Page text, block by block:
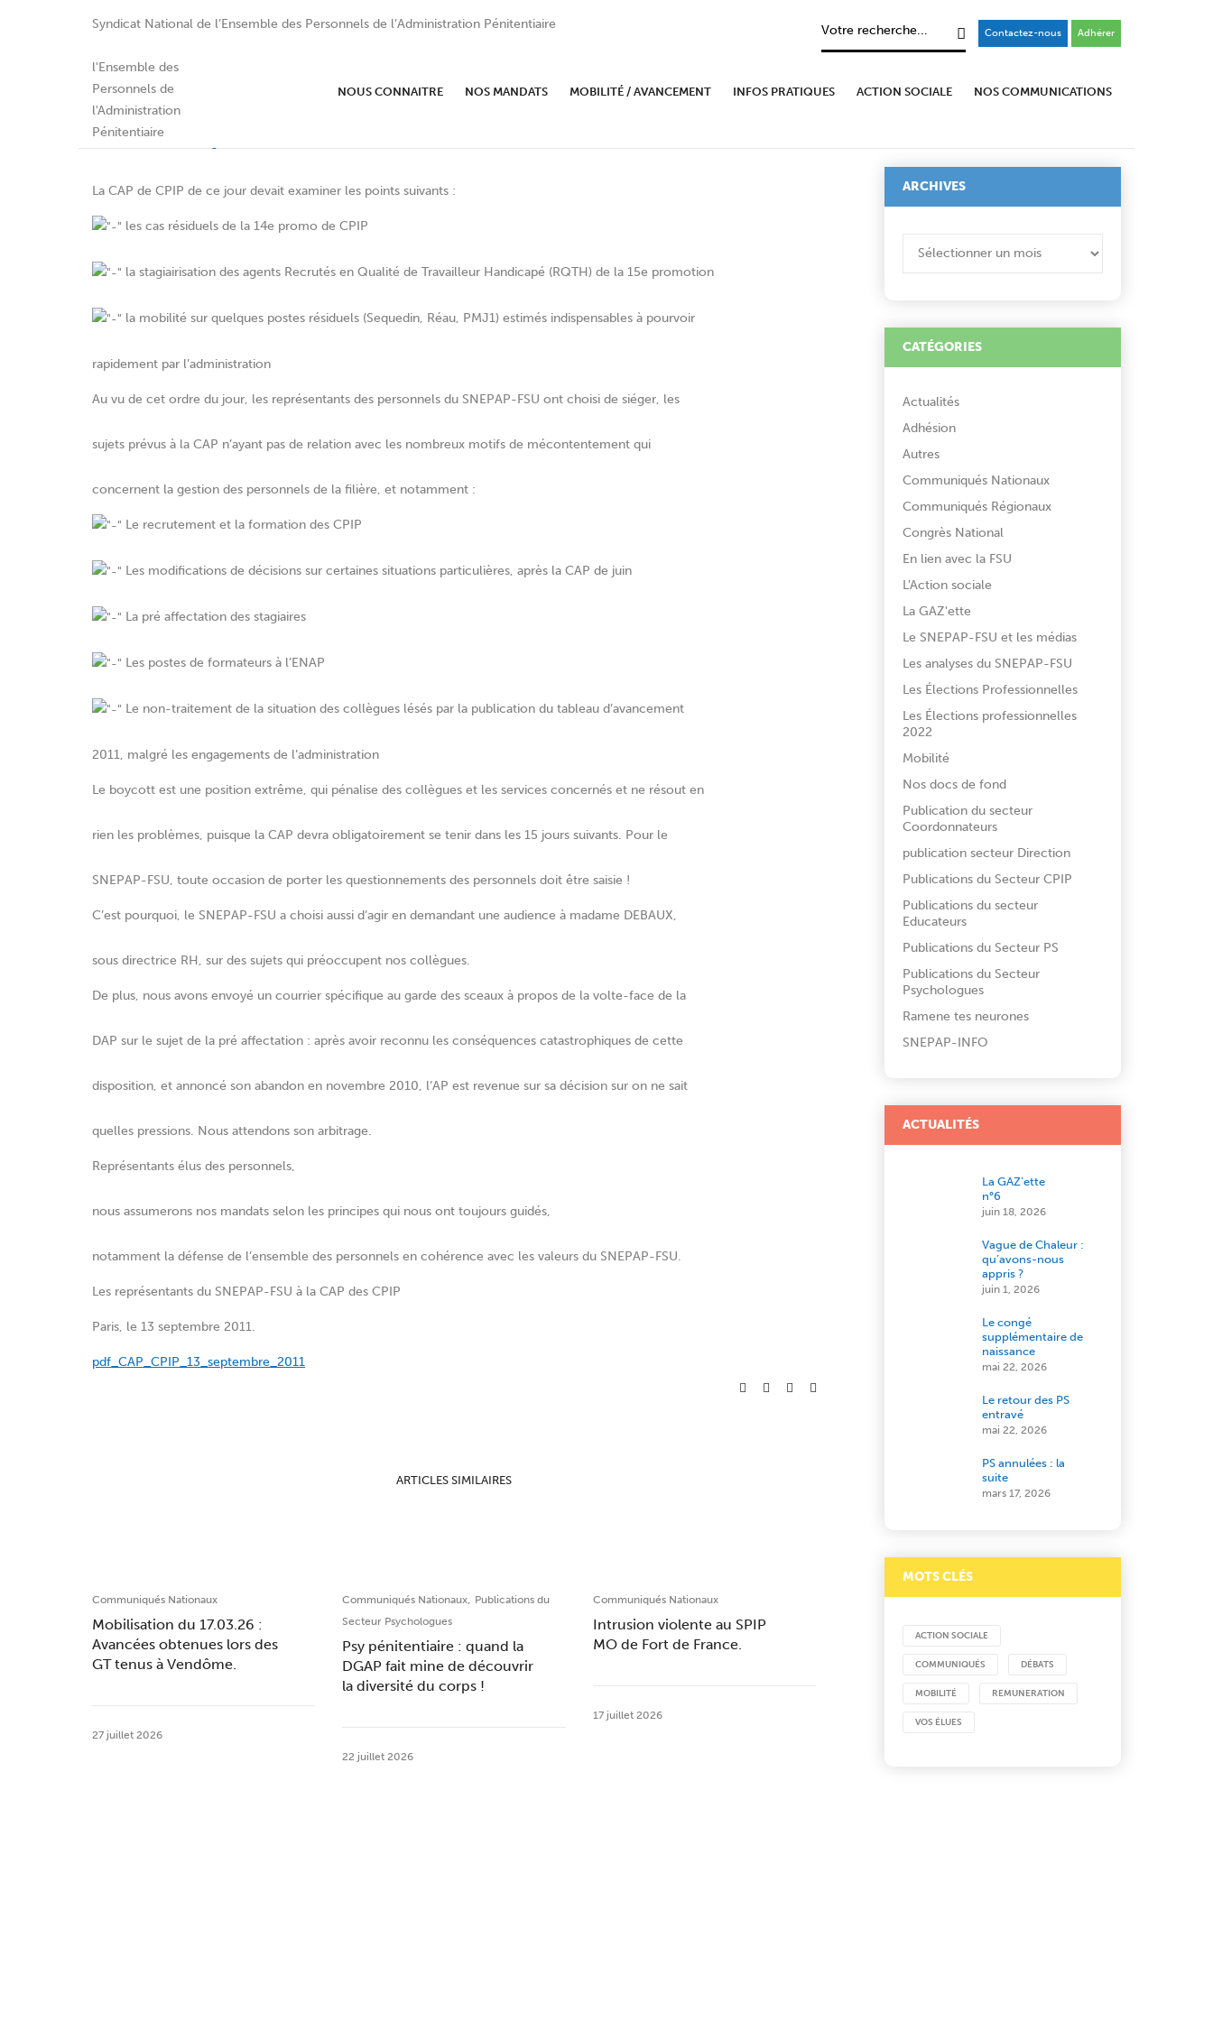
Syndicat National de l’Ensemble des Personnels de l’Administration Pénitentiaire
Contactez-nous Adhérer
NOUS CONNAITRE NOS MANDATS MOBILITÉ / AVANCEMENT INFOS PRATIQUES ACTION SOCIALE NOS COMMUNICATIONS
La CAP CPIP du 13 septembre 2011 ne s’est pas tenue,
faute de quorum.
La CAP de CPIP de ce jour devait examiner les points suivants :
les cas résiduels de la 14e promo de CPIP
la stagiairisation des agents Recrutés en Qualité de Travailleur Handicapé (RQTH) de la 15e promotion
la mobilité sur quelques postes résiduels (Sequedin, Réau, PMJ1) estimés indispensables à pourvoir
rapidement par l’administration
Au vu de cet ordre du jour, les représentants des personnels du SNEPAP-FSU ont choisi de siéger, les
sujets prévus à la CAP n’ayant pas de relation avec les nombreux motifs de mécontentement qui
concernent la gestion des personnels de la filière, et notamment :
Le recrutement et la formation des CPIP
Les modifications de décisions sur certaines situations particulières, après la CAP de juin
La pré affectation des stagiaires
Les postes de formateurs à l’ENAP
Le non-traitement de la situation des collègues lésés par la publication du tableau d’avancement
2011, malgré les engagements de l’administration
Le boycott est une position extrême, qui pénalise des collègues et les services concernés et ne résout en
rien les problèmes, puisque la CAP devra obligatoirement se tenir dans les 15 jours suivants. Pour le
SNEPAP-FSU, toute occasion de porter les questionnements des personnels doit être saisie !
C’est pourquoi, le SNEPAP-FSU a choisi aussi d’agir en demandant une audience à madame DEBAUX,
sous directrice RH, sur des sujets qui préoccupent nos collègues.
De plus, nous avons envoyé un courrier spécifique au garde des sceaux à propos de la volte-face de la
DAP sur le sujet de la pré affectation : après avoir reconnu les conséquences catastrophiques de cette
disposition, et annoncé son abandon en novembre 2010, l’AP est revenue sur sa décision sur on ne sait
quelles pressions. Nous attendons son arbitrage.
Représentants élus des personnels,
nous assumerons nos mandats selon les principes qui nous ont toujours guidés,
notamment la défense de l’ensemble des personnels en cohérence avec les valeurs du SNEPAP-FSU.
Les représentants du SNEPAP-FSU à la CAP des CPIP
Paris, le 13 septembre 2011.
pdf_CAP_CPIP_13_septembre_2011
ARTICLES SIMILAIRES
Communiqués Nationaux
Mobilisation du 17.03.26 :
Avancées obtenues lors des
GT tenus à Vendôme.
27 juillet 2026
Communiqués Nationaux, Publications du
Secteur Psychologues
Psy pénitentiaire : quand la
DGAP fait mine de découvrir
la diversité du corps !
22 juillet 2026
Communiqués Nationaux
Intrusion violente au SPIP
MO de Fort de France.
17 juillet 2026
ARCHIVES
CATÉGORIES
Actualités
Adhésion
Autres
Communiqués Nationaux
Communiqués Régionaux
Congrès National
En lien avec la FSU
L'Action sociale
La GAZ'ette
Le SNEPAP-FSU et les médias
Les analyses du SNEPAP-FSU
Les Élections Professionnelles
Les Élections professionnelles
2022
Mobilité
Nos docs de fond
Publication du secteur
Coordonnateurs
publication secteur Direction
Publications du Secteur CPIP
Publications du secteur
Educateurs
Publications du Secteur PS
Publications du Secteur
Psychologues
Ramene tes neurones
SNEPAP-INFO
ACTUALITÉS
La GAZ’ette
n°6
juin 18, 2026
Vague de Chaleur :
qu’avons-nous
appris ?
juin 1, 2026
Le congé
supplémentaire de
naissance
mai 22, 2026
Le retour des PS
entravé
mai 22, 2026
PS annulées : la
suite
mars 17, 2026
MOTS CLÉS
ACTION SOCIALE
COMMUNIQUÉS DÉBATS
MOBILITÉ REMUNERATION
VOS ÉLUES